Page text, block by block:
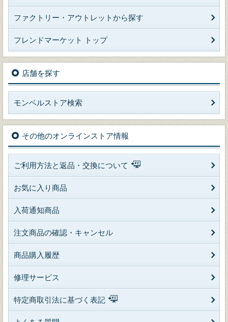
ファクトリー・アウトレットから探す
フレンドマーケット トップ
店舗を探す
モンベルストア検索
その他のオンラインストア情報
ご利用方法と返品・交換について
お気に入り商品
入荷通知商品
注文商品の確認・キャンセル
商品購入履歴
修理サービス
特定商取引法に基づく表記